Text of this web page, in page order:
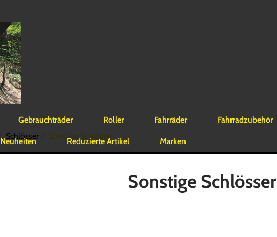
Gebrauchträder Roller Fahrräder Fahrradzubehör
Neuheiten Reduzierte Artikel Marken
Schlösser Sonstige Schlösser
Sonstige Schlösser